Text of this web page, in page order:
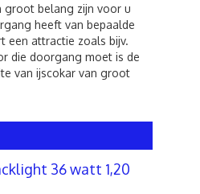
groot belang zijn voor u
heeft van bepaalde
een attractie zoals bijv.
die doorgang moet is de
van ijscokar van groot
36 watt 1,20